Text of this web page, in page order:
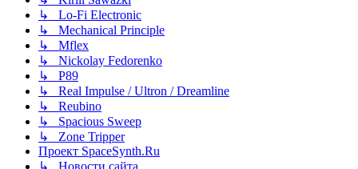
↳ Lo-Fi Electronic
↳ Mechanical Principle
↳ Mflex
↳ Nickolay Fedorenko
↳ P89
↳ Real Impulse / Ultron / Dreamline
↳ Reubino
↳ Spacious Sweep
↳ Zone Tripper
Проект SpaceSynth.Ru
↳ Новости сайта